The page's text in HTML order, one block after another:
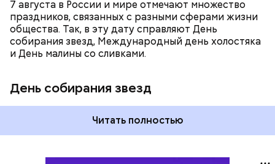
7 августа в России и мире отмечают множество
праздников, связанных с разными сферами жизни
общества. Так, в эту дату справляют День
собирания звезд, Международный день холостяка
и День малины со сливками.
День собирания звезд
Читать полностью